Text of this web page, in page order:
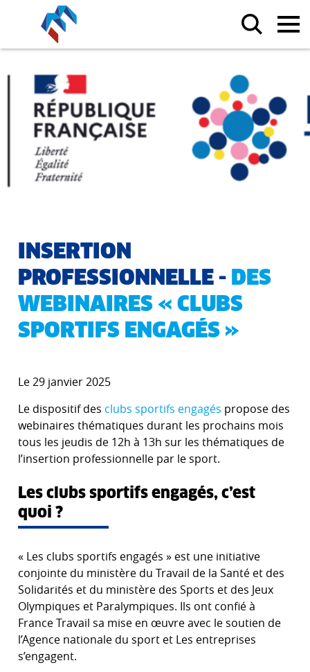
INSERTION
PROFESSIONNELLE - DES
WEBINAIRES « CLUBS
SPORTIFS ENGAGÉS »
Le 29 janvier 2025
Le dispositif des clubs sportifs engagés propose des
webinaires thématiques durant les prochains mois
tous les jeudis de 12h à 13h sur les thématiques de
l’insertion professionnelle par le sport.
Les clubs sportifs engagés, c’est
quoi ?
« Les clubs sportifs engagés » est une initiative
conjointe du ministère du Travail de la Santé et des
Solidarités et du ministère des Sports et des Jeux
Olympiques et Paralympiques. Ils ont confié à
France Travail sa mise en œuvre avec le soutien de
l’Agence nationale du sport et Les entreprises
s’engagent.